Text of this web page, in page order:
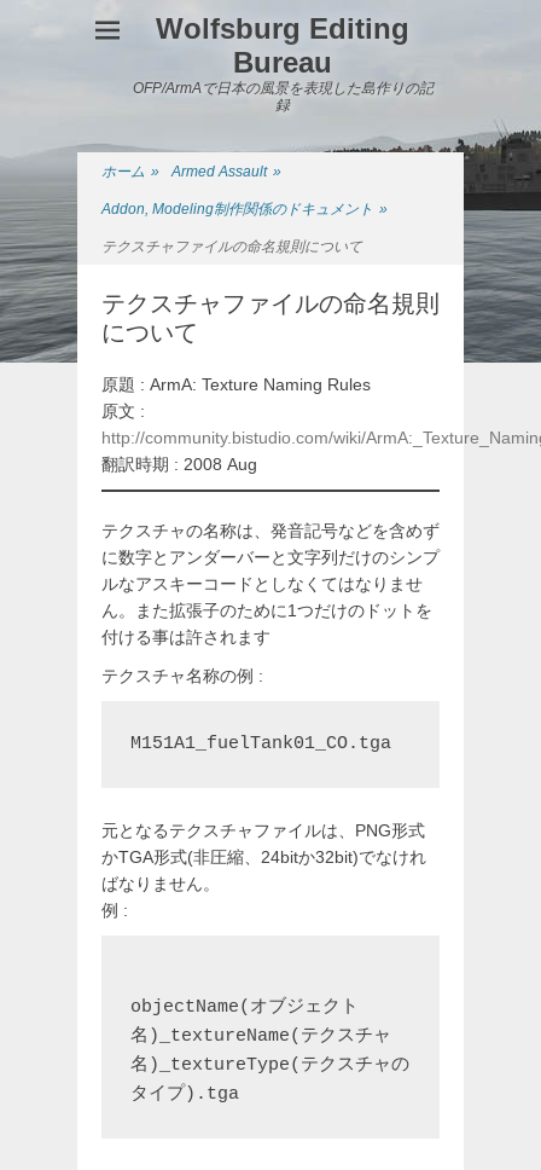
Wolfsburg Editing
Bureau
OFP/ArmAで日本の風景を表現した島作りの記
録
ホーム » Armed Assault »
Addon, Modeling制作関係のドキュメント »
テクスチャファイルの命名規則について
テクスチャファイルの命名規則
について
原題 : ArmA: Texture Naming Rules
原文 :
http://community.bistudio.com/wiki/
翻訳時期 : 2008 Aug
テクスチャの名称は、発音記号などを含めず
に数字とアンダーバーと文字列だけのシンプ
ルなアスキーコードとしなくてはなりませ
ん。また拡張子のために1つだけのドットを
付ける事は許されます
テクスチャ名称の例 :
M151A1_fuelTank01_CO.tga
元となるテクスチャファイルは、PNG形式
かTGA形式(非圧縮、24bitか32bit)でなけれ
ばなりません。
例 :
objectName(オブジェクト
名)_textureName(テクスチャ
名)_textureType(テクスチャの
タイプ).tga